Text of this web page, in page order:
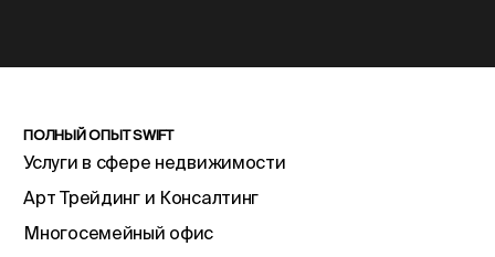
ПОЛНЫЙ ОПЫТ SWIFT
Услуги в сфере недвижимости
Арт Трейдинг и Консалтинг
Многосемейный офис